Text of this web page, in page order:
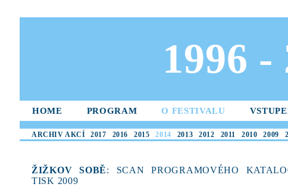
1996
HOME PROGRAM O FESTIVALU
ARCHIV AKCÍ 2017 2016 2015 2014 2013 2012 2011 2010 2009
ŽIŽKOV SOBĚ: SCAN PROGRAMOVÉHO
TISK 2009